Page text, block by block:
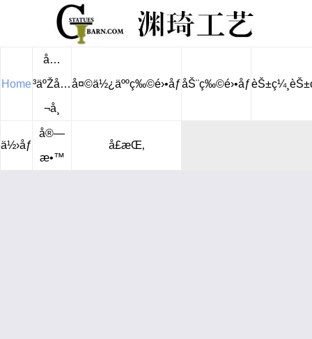
Home
å…
³äºŽå…
¬å¸
å¤©ä½¿äººç‰©é›•åƒåŠ¨ç‰©é›•åƒ
ä½›åƒ
å®—
æ•™
å£æŒ‚